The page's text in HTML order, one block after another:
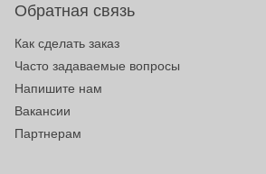
Обратная связь
Как сделать заказ
Часто задаваемые вопросы
Напишите нам
Вакансии
Партнерам